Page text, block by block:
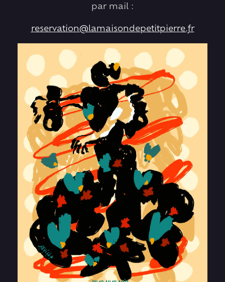
© La Maison de Petit Pierre 2026
22, Avenue Pierre Verdier 34500 Béziers
Design & photos paralexiaroux.fr
Mentions Légales–C.G.V
Un site développé parMANYFOLD
par mail :
reservation@lamaisondepetitpierre.fr